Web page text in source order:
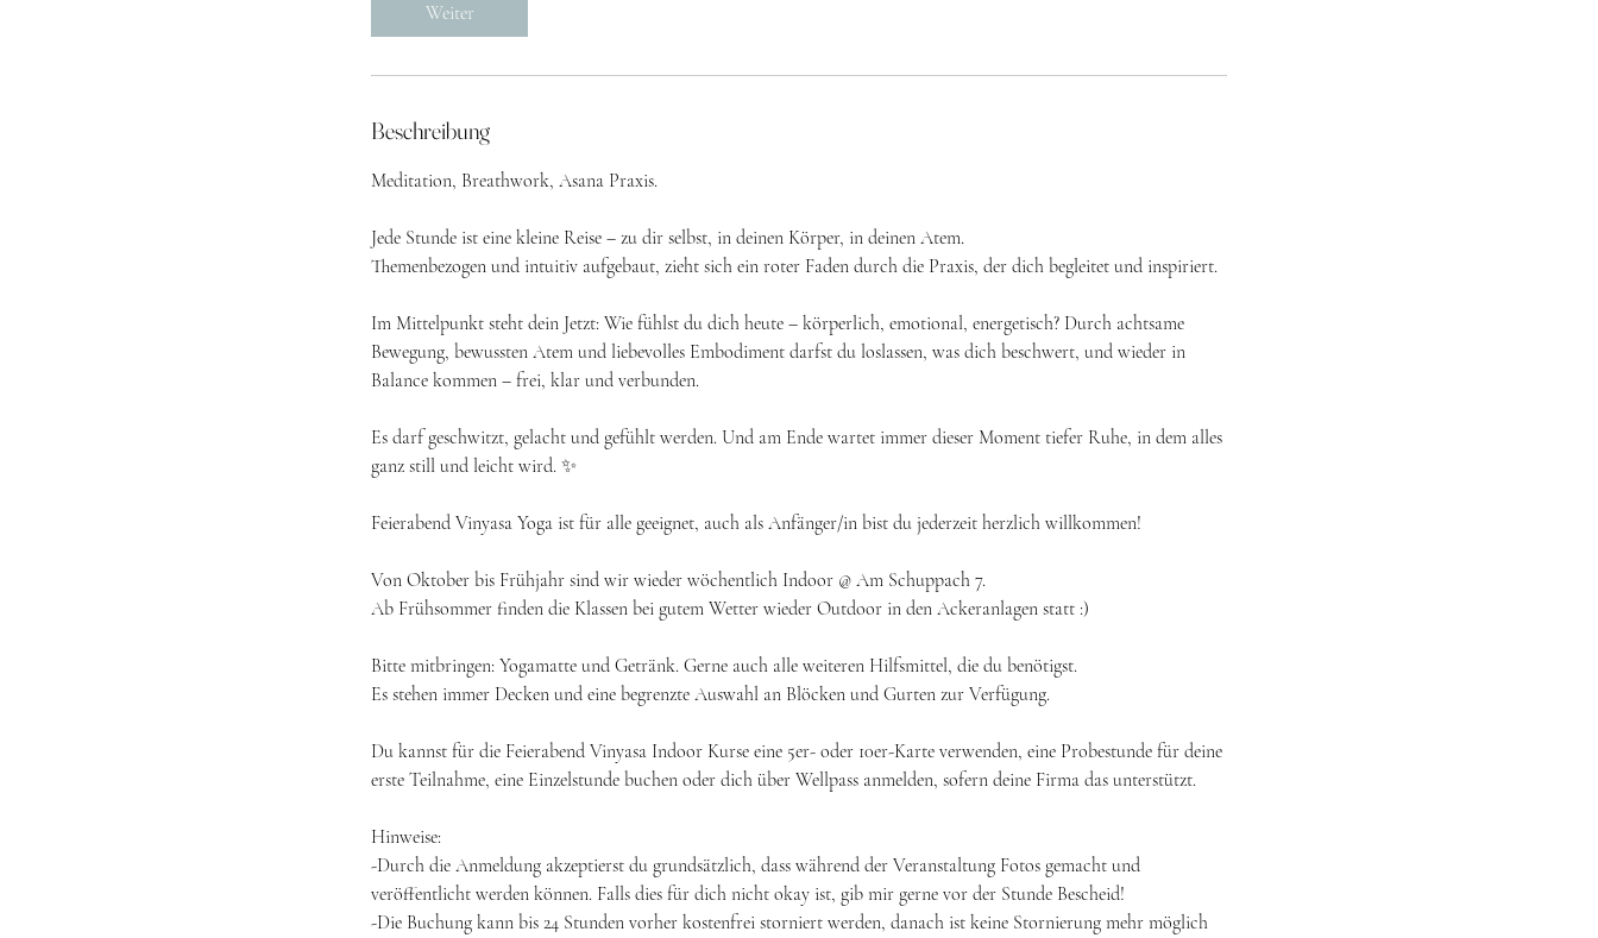
3
.
Weiter
Beschreibung
Meditation, Breathwork, Asana Praxis.
Jede Stunde ist eine kleine Reise – zu dir selbst, in deinen Körper, in deinen Atem.
Themenbezogen und intuitiv aufgebaut, zieht sich ein roter Faden durch die Praxis, der dich begleitet und inspiriert.
Im Mittelpunkt steht dein Jetzt: Wie fühlst du dich heute – körperlich, emotional, energetisch? Durch achtsame
Bewegung, bewussten Atem und liebevolles Embodiment darfst du loslassen, was dich beschwert, und wieder in
Balance kommen – frei, klar und verbunden.
Es darf geschwitzt, gelacht und gefühlt werden. Und am Ende wartet immer dieser Moment tiefer Ruhe, in dem alles
ganz still und leicht wird. ✨
Feierabend Vinyasa Yoga ist für alle geeignet, auch als Anfänger/in bist du jederzeit herzlich willkommen!
Von Oktober bis Frühjahr sind wir wieder wöchentlich Indoor @ Am Schuppach 7.
Ab Frühsommer finden die Klassen bei gutem Wetter wieder Outdoor in den Ackeranlagen statt :)
Bitte mitbringen: Yogamatte und Getränk. Gerne auch alle weiteren Hilfsmittel, die du benötigst.
Es stehen immer Decken und eine begrenzte Auswahl an Blöcken und Gurten zur Verfügung.
Du kannst für die Feierabend Vinyasa Indoor Kurse eine 5er- oder 10er-Karte verwenden, eine Probestunde für deine
erste Teilnahme, eine Einzelstunde buchen oder dich über Wellpass anmelden, sofern deine Firma das unterstützt.
Hinweise:
-Durch die Anmeldung akzeptierst du grundsätzlich, dass während der Veranstaltung Fotos gemacht und
veröffentlicht werden können. Falls dies für dich nicht okay ist, gib mir gerne vor der Stunde Bescheid!
-Die Buchung kann bis 24 Stunden vorher kostenfrei storniert werden, danach ist keine Stornierung mehr möglich